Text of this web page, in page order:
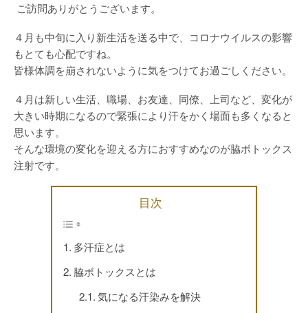
ご訪問ありがとうございます。
４月も中旬に入り新生活を送る中で、コロナウイルスの影響
もとても心配ですね。
皆様体調を崩されないように気をつけてお過ごしください。
４月は新しい生活、職場、お友達、同僚、上司など、変化が
大きい時期になるので緊張により汗をかく場面も多くなると
思います。
そんな環境の変化を迎える方におすすめなのが脇ボトックス
注射です。
目次
多汗症とは
脇ボトックスとは
気になる汗染みを解決